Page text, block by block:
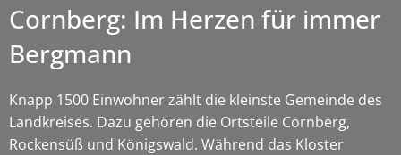
Cornberg: Im Herzen für immer
Bergmann
Knapp 1500 Einwohner zählt die kleinste Gemeinde des
Landkreises. Dazu gehören die Ortsteile Cornberg,
Rockensüß und Königswald. Während das Kloster